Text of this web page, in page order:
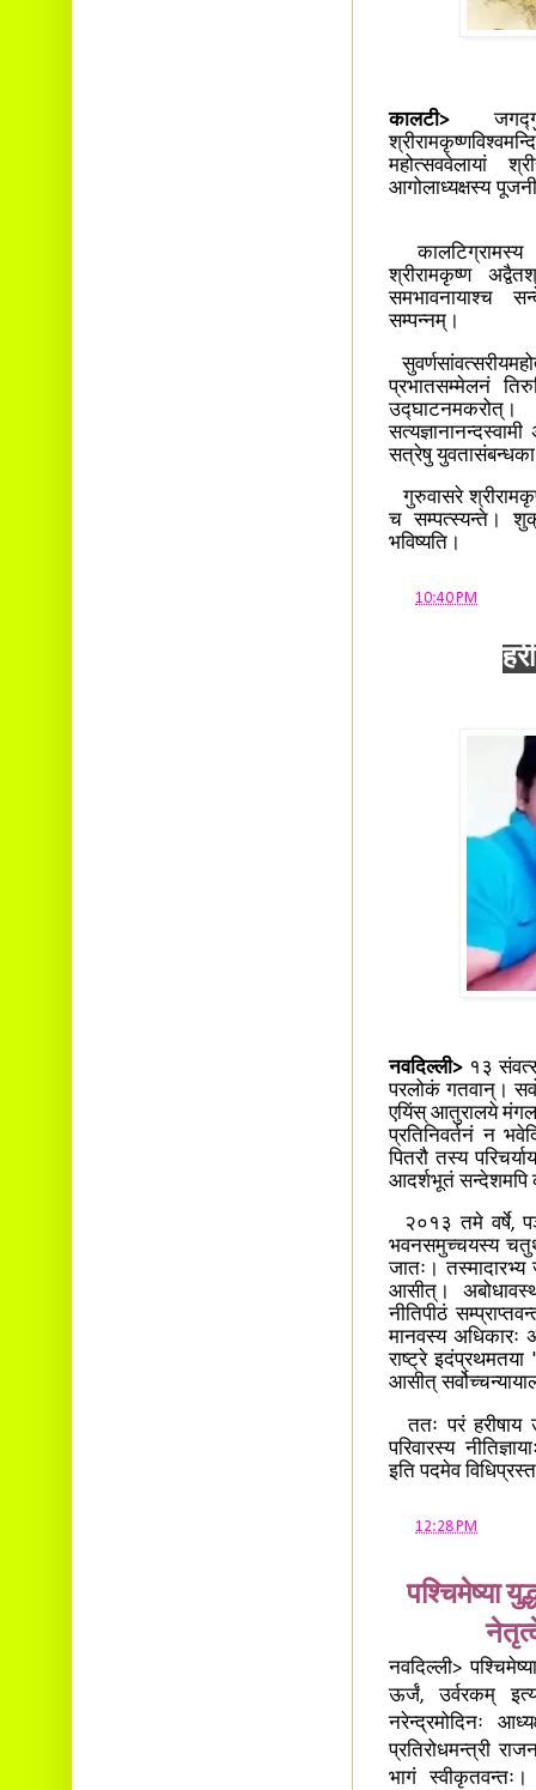
कालटी>
महोत्सववेलायां
आगोलाध्यक्षस्य
कालटिग्रामस्य
श्रीरामकृष्ण
समभावनायाश्च
सम्पन्नम्।
प्रभातसम्मेलनं
उद्घाटनमकरोत्।
सत्रेषु युवतासंबन्धकाः
गुरुवासरे
च सम्पत्स्यन्ते।
भविष्यति।
10:40 PM
नवदिल्ली>१३
परलोकं गतवान्।
एयिंस् आतुरालये
प्रतिनिवर्तनं न
पितरौ तस्य
आदर्शभूतं सन्देशमपि
२०१३ तमे वर्षे,
भवनसमुच्चयस्य
जातः। तस्मादारभ्य
आसीत्।
नीतिपीठं
मानवस्य अधिकारः
राष्ट्रे
आसीत्
ततः परं हरीषाय
परिवारस्य
इति पदमेव
12:28 PM
पश्चिमेष्या
नवदिल्ली>
ऊर्जं, उर्वरकम्
नरेन्द्रमोदिनः
प्रतिरोधमन्त्री
भागं